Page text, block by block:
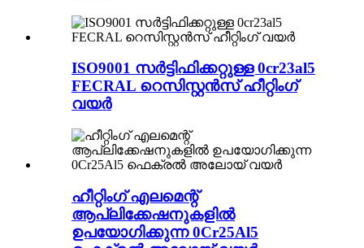
ISO9001 സർട്ടിഫിക്കറ്റുള്ള 0cr23al5
FECRAL റെസിസ്റ്റൻസ് ഹീറ്റിംഗ്
വയർ
ഹീറ്റിംഗ് എലമെന്റ്
ആപ്ലിക്കേഷനുകളിൽ
ഉപയോഗിക്കുന്ന 0Cr25Al5